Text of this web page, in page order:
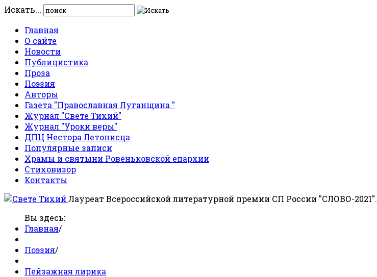
Искать...
Главная
О сайте
Новости
Публицистика
Проза
Поэзия
Авторы
Газета "Православная Луганщина "
Журнал "Свете Тихий"
Журнал "Уроки веры"
ДПЦ Нестора Летописца
Популярные записи
Храмы и святыни Ровеньковской епархии
Стиховизор
Контакты
Лауреат Всероссийской литературной премии СП России "СЛОВО-2021".
Вы здесь:
Главная/
Поэзия/
Пейзажная лирика